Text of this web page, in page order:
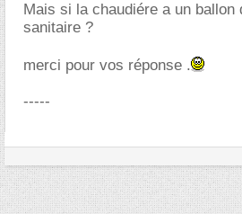
Mais si la chaudiére a un ballon
sanitaire ?
merci pour vos réponse .
-----